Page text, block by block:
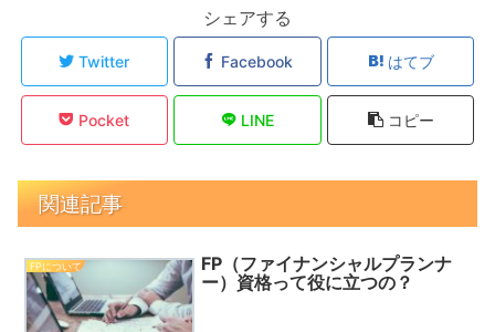
シェアする
Twitter Facebook はてブ
Pocket LINE コピー
関連記事
FPについて
FP（ファイナンシャルプランナ
ー）資格って役に立つの？